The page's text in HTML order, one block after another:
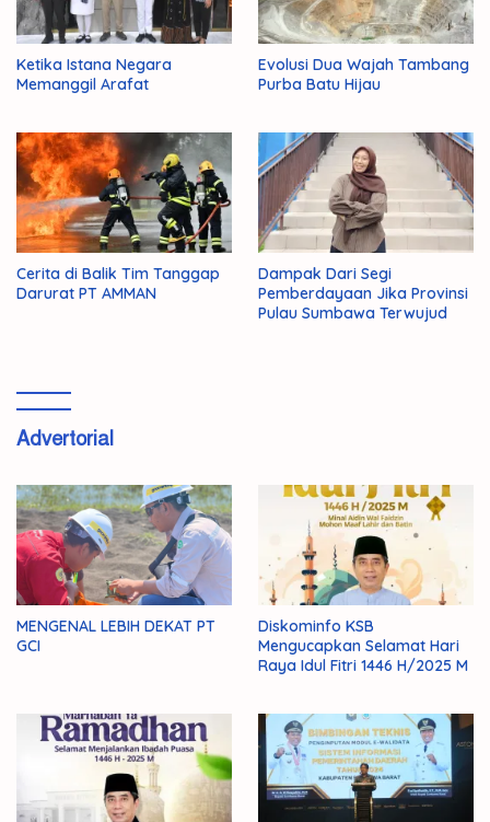
Ketika Istana Negara
Memanggil Arafat
Evolusi Dua Wajah Tambang
Purba Batu Hijau
Cerita di Balik Tim Tanggap
Darurat PT AMMAN
Dampak Dari Segi
Pemberdayaan Jika Provinsi
Pulau Sumbawa Terwujud
Advertorial
MENGENAL LEBIH DEKAT PT
GCI
Diskominfo KSB
Mengucapkan Selamat Hari
Raya Idul Fitri 1446 H/2025 M